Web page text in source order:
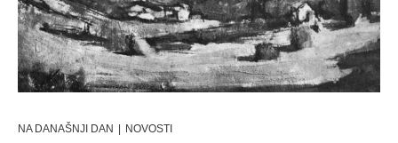
NA DANAŠNJI DAN | NOVOSTI